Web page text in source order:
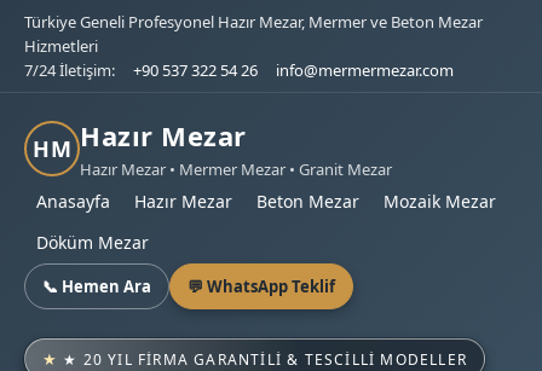
Türkiye Geneli Profesyonel Hazır Mezar, Mermer ve Beton Mezar
Hizmetleri
7/24 İletişim:
+90 537 322 54 26 info@mermermezar.com
HM Hazır Mezar
Hazır Mezar • Mermer Mezar • Granit Mezar
Anasayfa Hazır Mezar Beton Mezar
Mozaik Mezar
Döküm Mezar
📞 Hemen Ara 💬 WhatsApp Teklif
★ 20 YIL FIRMA GARANTILI & TESCILLI MODELLER